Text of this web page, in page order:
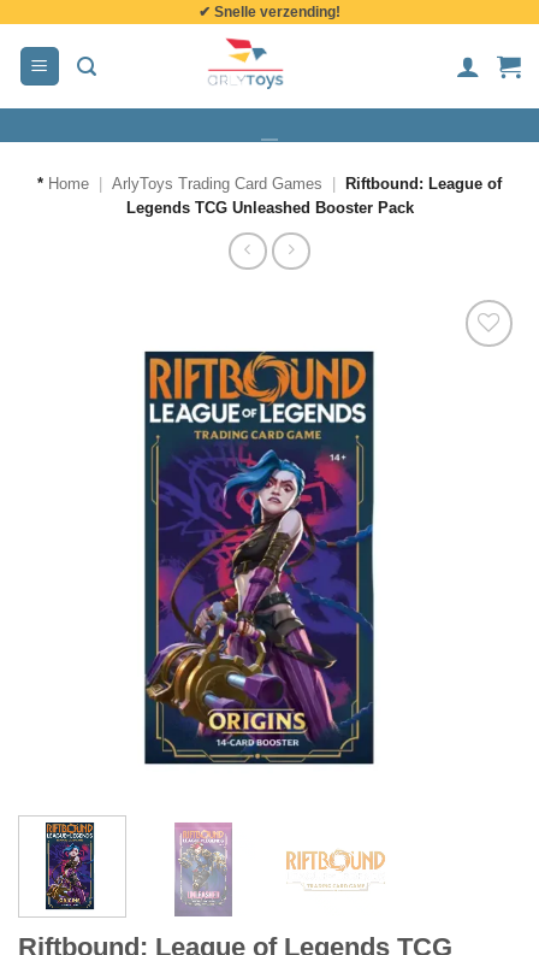
inhoud
✔ Snelle verzending!
* Home ArlyToys Trading Card Games
Riftbound: League of
Legends TCG Unleashed Booster Pack
Riftbound: League of Legends TCG